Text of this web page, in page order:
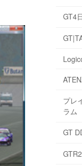
GT4
プレ
ラム
GT
GTR2